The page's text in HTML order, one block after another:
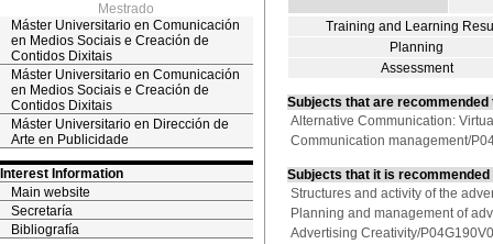
Mestrado
Máster Universitario en Comunicación
en Medios Sociais e Creación de
Contidos Dixitais
Máster Universitario en Comunicación
en Medios Sociais e Creación de
Contidos Dixitais
Máster Universitario en Dirección de
Arte en Publicidade
Interest Information
Main website
Secretaría
Bibliografía
Training and Learning
Planning
Assessment
Subjects that are
Alternative Communication:
Communication management/
Subjects that it is
Structures and activity of the
Planning and management of
Advertising Creativity/